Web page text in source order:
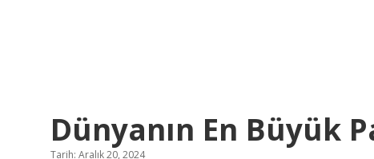
Dünyanın En Büyük
Tarih: Aralık 20, 2024